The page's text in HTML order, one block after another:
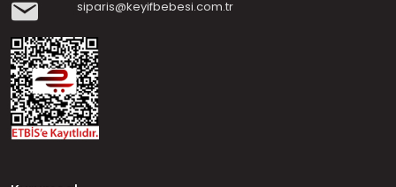
siparis@keyifbebesi.com.tr